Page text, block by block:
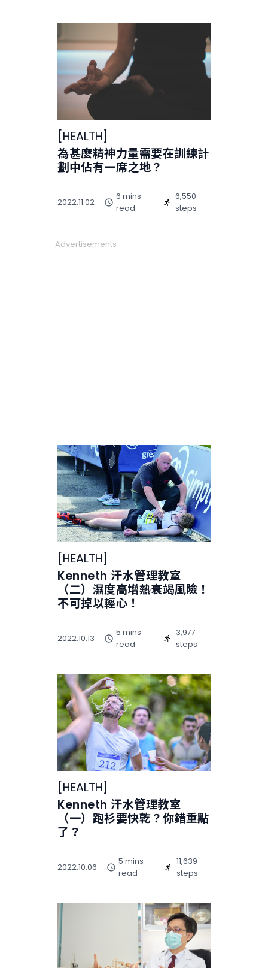
HEALTH
為甚麼精神力量需要在訓練計
劃中佔有一席之地？
2022.11.02
6 mins
read
6,550
steps
Advertisements
[HEALTH]
Kenneth 汗水管理教室
（二）濕度高增熱衰竭風險！
不可掉以輕心！
2022.10.13
5 mins
read
3,977
steps
HEALTH
Kenneth 汗水管理教室
（一）跑衫要快乾？你錯重點
了？
2022.10.06
5 mins
read
11,639
steps